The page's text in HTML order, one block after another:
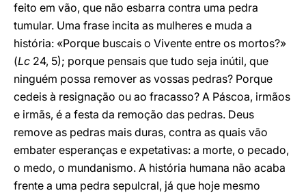
feito em vão, que não esbarra contra uma pedra
tumular. Uma frase incita as mulheres e muda a
história: «Porque buscais o Vivente entre os mortos?»
(Lc 24, 5); porque pensais que tudo seja inútil, que
ninguém possa remover as vossas pedras? Porque
cedeis à resignação ou ao fracasso? A Páscoa, irmãos
e irmãs, é a festa da remoção das pedras. Deus
remove as pedras mais duras, contra as quais vão
embater esperanças e expetativas: a morte, o pecado,
o medo, o mundanismo. A história humana não acaba
frente a uma pedra sepulcral, já que hoje mesmo